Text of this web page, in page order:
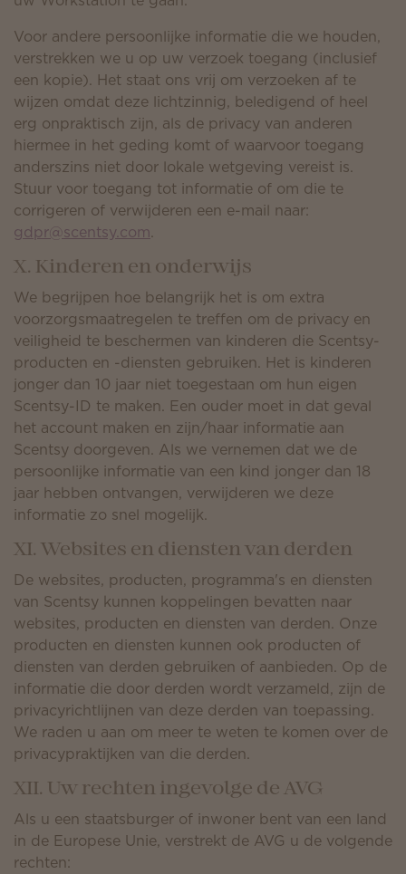
Voor andere persoonlijke informatie die we houden,
verstrekken we u op uw verzoek toegang (inclusief
een kopie). Het staat ons vrij om verzoeken af te
wijzen omdat deze lichtzinnig, beledigend of heel
erg onpraktisch zijn, als de privacy van anderen
hiermee in het geding komt of waarvoor toegang
anderszins niet door lokale wetgeving vereist is.
Stuur voor toegang tot informatie of om die te
corrigeren of verwijderen een e-mail naar:
gdpr@scentsy.com.
X. Kinderen en onderwijs
We begrijpen hoe belangrijk het is om extra
voorzorgsmaatregelen te treffen om de privacy en
veiligheid te beschermen van kinderen die Scentsy-
producten en -diensten gebruiken. Het is kinderen
jonger dan 10 jaar niet toegestaan om hun eigen
Scentsy-ID te maken. Een ouder moet in dat geval
het account maken en zijn/haar informatie aan
Scentsy doorgeven. Als we vernemen dat we de
persoonlijke informatie van een kind jonger dan 18
jaar hebben ontvangen, verwijderen we deze
informatie zo snel mogelijk.
XI. Websites en diensten van derden
De websites, producten, programma's en diensten
van Scentsy kunnen koppelingen bevatten naar
websites, producten en diensten van derden. Onze
producten en diensten kunnen ook producten of
diensten van derden gebruiken of aanbieden. Op de
informatie die door derden wordt verzameld, zijn de
privacyrichtlijnen van deze derden van toepassing.
We raden u aan om meer te weten te komen over de
privacypraktijken van die derden.
XII. Uw rechten ingevolge de AVG
Als u een staatsburger of inwoner bent van een land
in de Europese Unie, verstrekt de AVG u de volgende
rechten: